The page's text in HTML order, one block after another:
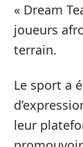
« Dream
joueurs
terrain.
Le sport a
leur